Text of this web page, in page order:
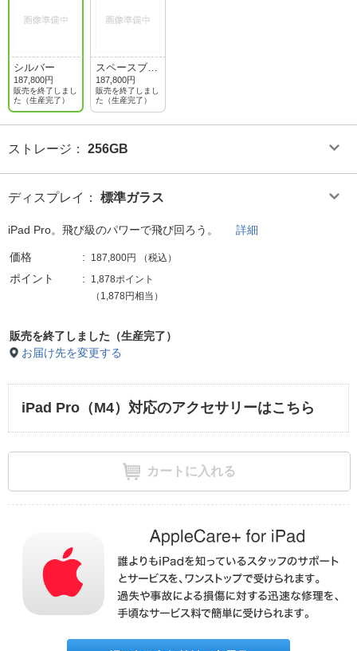
シルバー
187,800円
販売を終了しまし
た（生産完了）
スペースブラ
ック
187,800円
販売を終了しまし
た（生産完了）
ストレージ ： 256GB
ディスプレイ ： 標準ガラス
iPad Pro。飛び級のパワーで飛び回ろう。 詳細
価格 187,800円 （税込）
ポイント
1,878ポイント
（1,878円相当）
販売を終了しました（生産完了）
お届け先を変更する
iPad Pro（M4）対応のアクセサリーはこちら
カートに入れる